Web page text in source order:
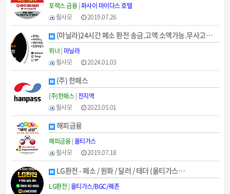
포렉스 금융 |파사이 마이다스 호텔
필사모
2019.07.26
(마닐라)24시간 페소 환전 송금.고액 소액가능.무사고…
위너 | 마닐라
필사모
2024.01.03
(주) 한패스
(주)한패스 |전지역
필사모
2023.05.01
해피금융
해피금융 |올티가스
필사모
2019.07.18
LG환전 - 페소 / 원화 / 달러 / 테더 (올티가스…
LG환전 |올티가스/BGC/퀘존